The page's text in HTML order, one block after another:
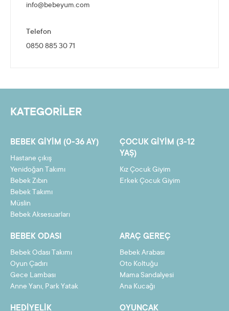
info@bebeyum.com
Telefon
0850 885 30 71
KATEGORİLER
BEBEK GIYIM (0-36 AY)
Hastane çıkış
Yenidoğan Takımı
Bebek Zıbın
Bebek Takımı
Müslin
Bebek Aksesuarları
ÇOCUK GIYIM (3-12
YAŞ)
Kız Çocuk Giyim
Erkek Çocuk Giyim
BEBEK ODASI
Bebek Odası Takımı
Oyun Çadırı
Gece Lambası
Anne Yanı, Park Yatak
ARAÇ GEREÇ
Bebek Arabası
Oto Koltuğu
Mama Sandalyesi
Ana Kucağı
HEDIYELIK OYUNCAK